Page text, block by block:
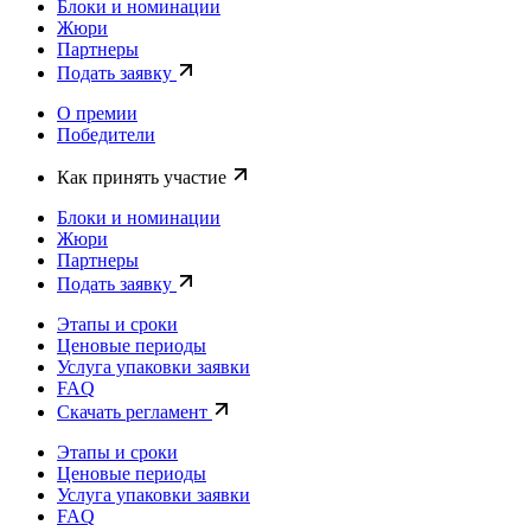
Блоки и номинации
Жюри
Партнеры
Подать заявку
О премии
Победители
Как принять участие
Блоки и номинации
Жюри
Партнеры
Подать заявку
Этапы и сроки
Ценовые периоды
Услуга упаковки заявки
FAQ
Скачать регламент
Этапы и сроки
Ценовые периоды
Услуга упаковки заявки
FAQ